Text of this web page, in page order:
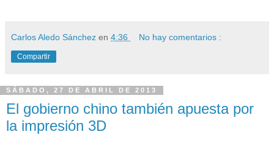
Carlos Aledo Sánchez en 4:36 No hay comentarios :
Compartir
SÁBADO, 27 DE ABRIL DE 2013
El gobierno chino también apuesta por
la impresión 3D